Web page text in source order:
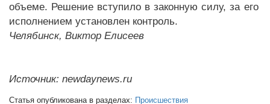
объеме. Решение вступило в законную силу, за его
исполнением установлен контроль.
Челябинск, Виктор Елисеев
Источник: newdaynews.ru
Статья опубликована в разделах: Происшествия